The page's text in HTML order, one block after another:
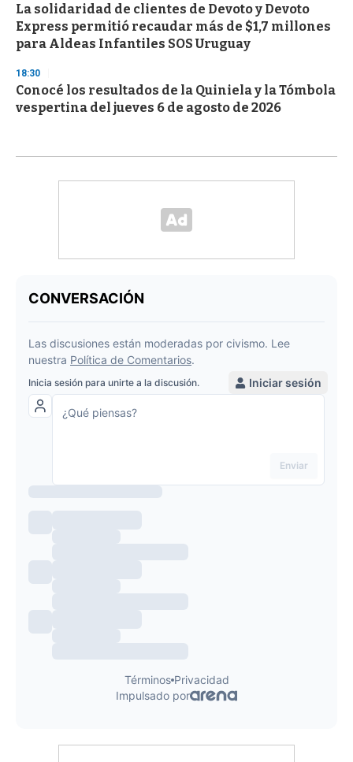
La solidaridad de clientes de Devoto y Devoto
Express permitió recaudar más de $1,7 millones
para Aldeas Infantiles SOS Uruguay
18:30
Conocé los resultados de la Quiniela y la Tómbola
vespertina del jueves 6 de agosto de 2026